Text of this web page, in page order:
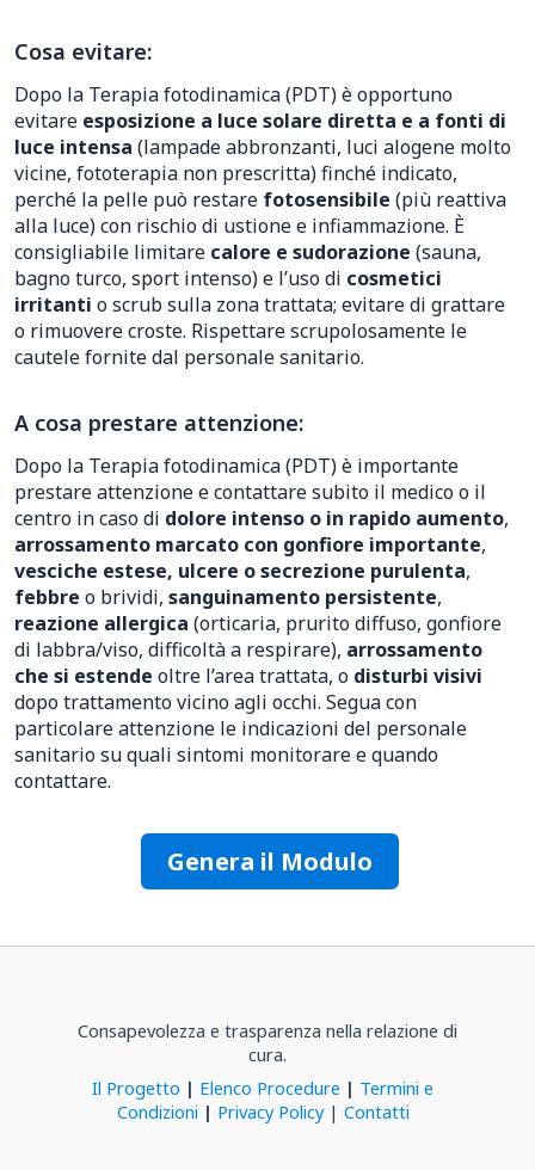
Cosa evitare:
Dopo la Terapia fotodinamica (PDT) è opportuno
evitare esposizione a luce solare diretta e a fonti di
luce intensa (lampade abbronzanti, luci alogene molto
vicine, fototerapia non prescritta) finché indicato,
perché la pelle può restare fotosensibile (più reattiva
alla luce) con rischio di ustione e infiammazione. È
consigliabile limitare calore e sudorazione (sauna,
bagno turco, sport intenso) e l’uso di cosmetici
irritanti o scrub sulla zona trattata; evitare di grattare
o rimuovere croste. Rispettare scrupolosamente le
cautele fornite dal personale sanitario.
A cosa prestare attenzione:
Dopo la Terapia fotodinamica (PDT) è importante
prestare attenzione e contattare subito il medico o il
centro in caso di dolore intenso o in rapido aumento,
arrossamento marcato con gonfiore importante,
vesciche estese, ulcere o secrezione purulenta,
febbre o brividi, sanguinamento persistente,
reazione allergica (orticaria, prurito diffuso, gonfiore
di labbra/viso, difficoltà a respirare), arrossamento
che si estende oltre l’area trattata, o disturbi visivi
dopo trattamento vicino agli occhi. Segua con
particolare attenzione le indicazioni del personale
sanitario su quali sintomi monitorare e quando
contattare.
Genera il Modulo
Consapevolezza e trasparenza nella relazione di
cura.
Il Progetto | Elenco Procedure | Termini e
Condizioni | Privacy Policy| Contatti